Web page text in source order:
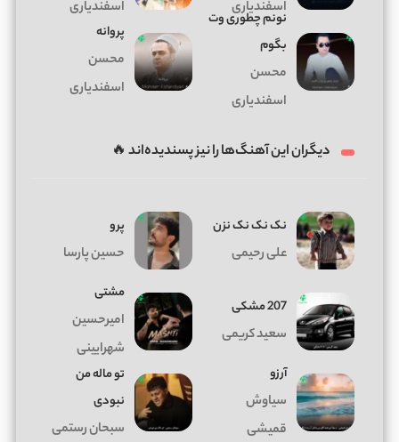
اسفندیاری اسفندیاری
نونم چطوری وت
بگوم
محسن
اسفندیاری
پروانه
محسن
اسفندیاری
دیگران این آهنگ‌ها را نیز پسندیده‌اند 🔥
نک نک نک نزن
علی رحیمی
پرو
حسین پارسا
207 مشکی
سعید کریمی
مشتی
امیرحسین
شهرایینی
آرزو
سیاوش
قمیشی
تو ماله من
نبودی
سبحان رستمی